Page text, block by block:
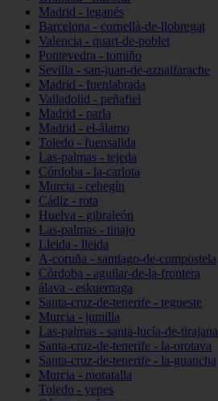
Madrid - leganés
Barcelona - cornellà-de-llobregat
Valencia - quart-de-poblet
Pontevedra - tomiño
Sevilla - san-juan-de-aznalfarache
Madrid - fuenlabrada
Valladolid - peñafiel
Madrid - parla
Madrid - el-álamo
Toledo - fuensalida
Las-palmas - tejeda
Córdoba - la-carlota
Murcia - cehegín
Cádiz - rota
Huelva - gibraleón
Las-palmas - tinajo
Lleida - lleida
A-coruña - santiago-de-compostela
Córdoba - aguilar-de-la-frontera
álava - eskuernaga
Santa-cruz-de-tenerife - tegueste
Murcia - jumilla
Las-palmas - santa-lucía-de-tirajana
Santa-cruz-de-tenerife - la-orotava
Santa-cruz-de-tenerife - la-guancha
Murcia - moratalla
Toledo - yepes